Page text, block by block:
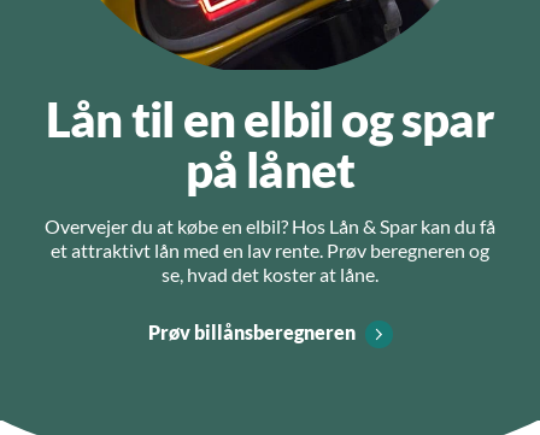
Lån til en elbil og spar
på lånet
Overvejer du at købe en elbil? Hos Lån & Spar kan du få
et attraktivt lån med en lav rente. Prøv beregneren og
se, hvad det koster at låne.
Prøv billånsberegneren